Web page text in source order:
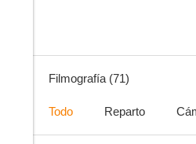
Filmografía (71)
Todo Reparto